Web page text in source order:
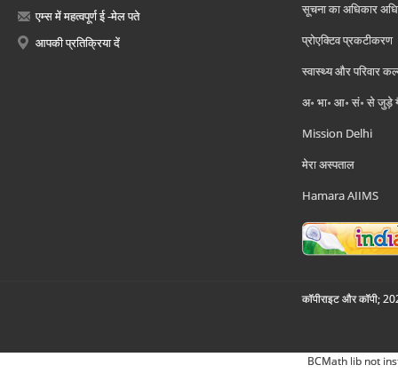
एम्स में महत्वपूर्ण ई -मेल पते
आपकी प्रतिक्रिया दें
सूचना का अधिकार
प्रोएक्टिव प्रकटीकरण
स्वास्थ्य और परिवार
अ॰ भा॰ आ॰ सं॰ से जुड़े
Mission Delhi
मेरा अस्पताल
Hamara AIIMS
कॉपीराइट और कॉपी;
BCMath lib not